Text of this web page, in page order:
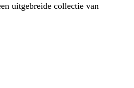
uitgebreide collectie van